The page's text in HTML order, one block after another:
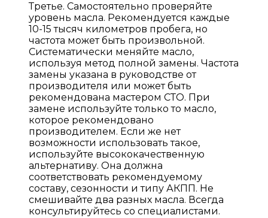
Третье. Самостоятельно проверяйте
уровень масла. Рекомендуется каждые
10-15 тысяч километров пробега, но
частота может быть произвольной.
Систематически меняйте масло,
используя метод полной замены. Частота
замены указана в руководстве от
производителя или может быть
рекомендована мастером СТО. При
замене используйте только то масло,
которое рекомендовано
производителем. Если же нет
возможности использовать такое,
используйте высококачественную
альтернативу. Она должна
соответствовать рекомендуемому
составу, сезонности и типу АКПП. Не
смешивайте два разных масла. Всегда
консультируйтесь со специалистами.